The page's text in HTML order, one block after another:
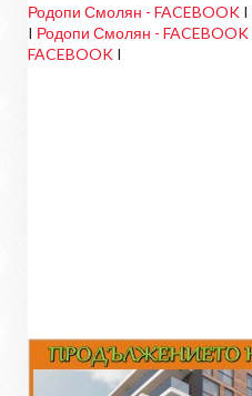
Родопи Смолян - FACEBOOK I
I Родопи Смолян - FACEBOOK
FACEBOOK I